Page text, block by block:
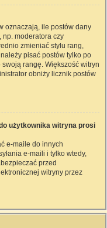
oznaczają, ile postów dany
np. moderatora czy
zmieniać stylu rang,
pisać postów tylko po
rangę. Większość witryn
obniży licznik postów
użytkownika witryna prosi
e-maile do innych
e-maili i tylko wtedy,
przed
witryny przez